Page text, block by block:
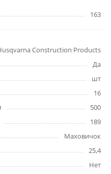
163
Construction Products
Да
шт
16
500
189
Маховичок
25,4
Нет